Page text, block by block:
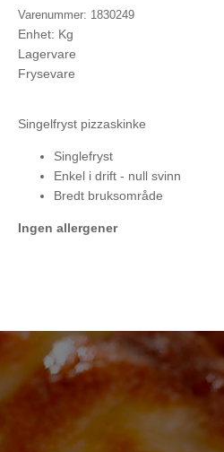
Varenummer: 1830249
Enhet: Kg
Lagervare
Frysevare
Singelfryst pizzaskinke
Singlefryst
Enkel i drift - null svinn
Bredt bruksområde
Ingen allergener